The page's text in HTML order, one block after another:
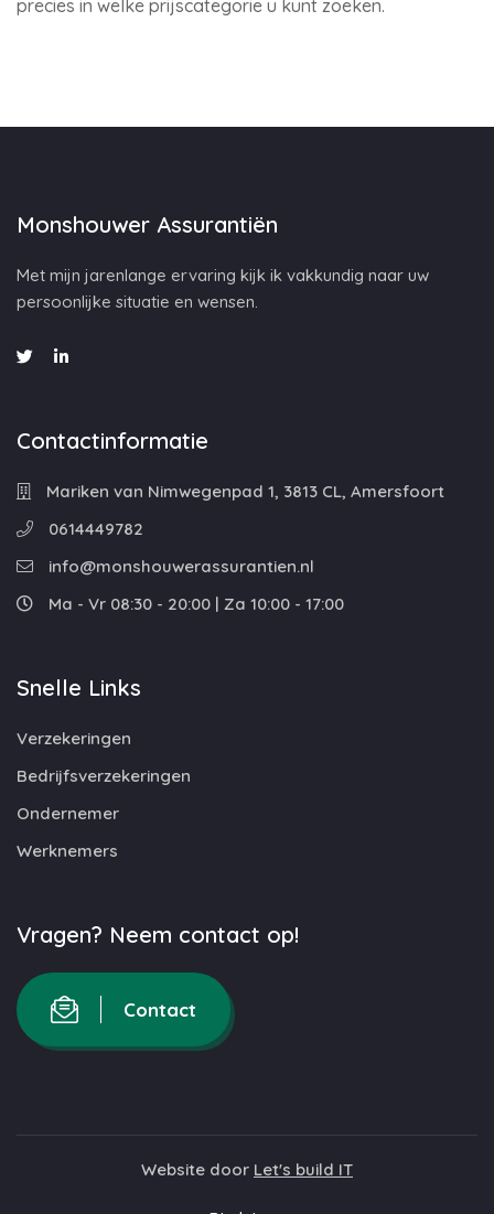
precies in welke prijscategorie u kunt zoeken.
Monshouwer Assurantiën
Met mijn jarenlange ervaring kijk ik vakkundig naar uw
persoonlijke situatie en wensen.
Contactinformatie
Mariken van Nimwegenpad 1, 3813 CL, Amersfoort
0614449782
info@monshouwerassurantien.nl
Ma - Vr 08:30 - 20:00 | Za 10:00 - 17:00
Snelle Links
Verzekeringen
Bedrijfsverzekeringen
Ondernemer
Werknemers
Vragen? Neem contact op!
Contact
Website door Let's build IT